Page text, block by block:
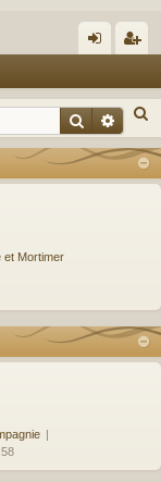
ne
xi
nr
eg
ist
e
h
r
et Mortimer